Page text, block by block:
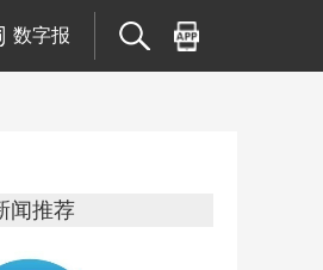
数字报
闻推荐